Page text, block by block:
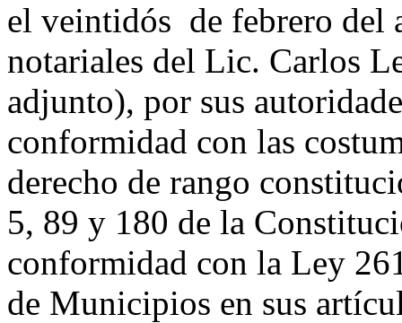
el veintidós de febrero del
notariales del Lic. Carlos
adjunto), por sus
conformidad con las
derecho de rango
5, 89 y 180 de la
conformidad con la Ley
de Municipios en sus